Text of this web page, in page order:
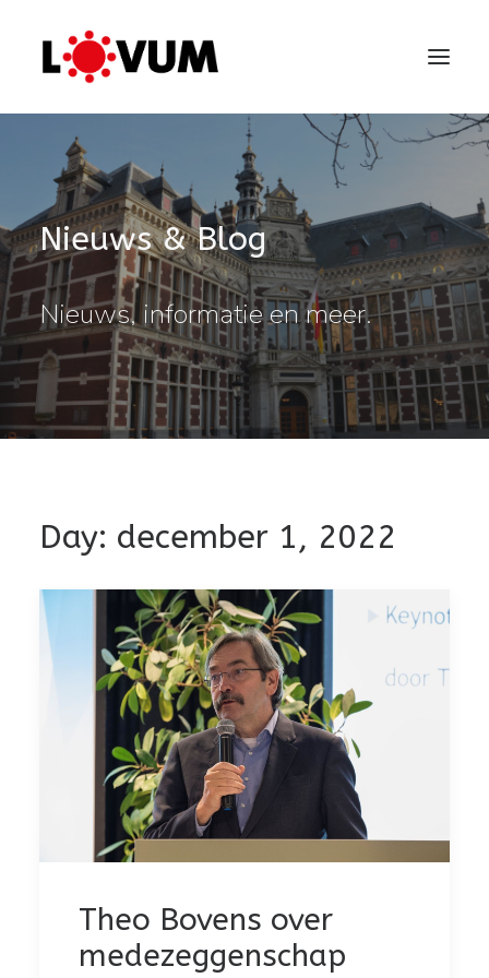
Nieuws & Blog
Nieuws, informatie en meer.
Day: december 1, 2022
Theo Bovens over
medezeggenschap